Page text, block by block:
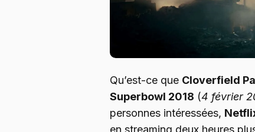
Qu’est-ce que Cloverfield
Superbowl 2018 (4 février
personnes intéressées,
en streaming deux heures